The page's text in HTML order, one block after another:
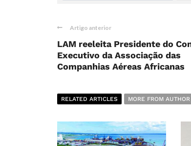
Artigo anterior
LAM reeleita Presidente do
Executivo da Associação das
Companhias Aéreas Africanas
RELATED ARTICLES MORE FROM AUTHOR